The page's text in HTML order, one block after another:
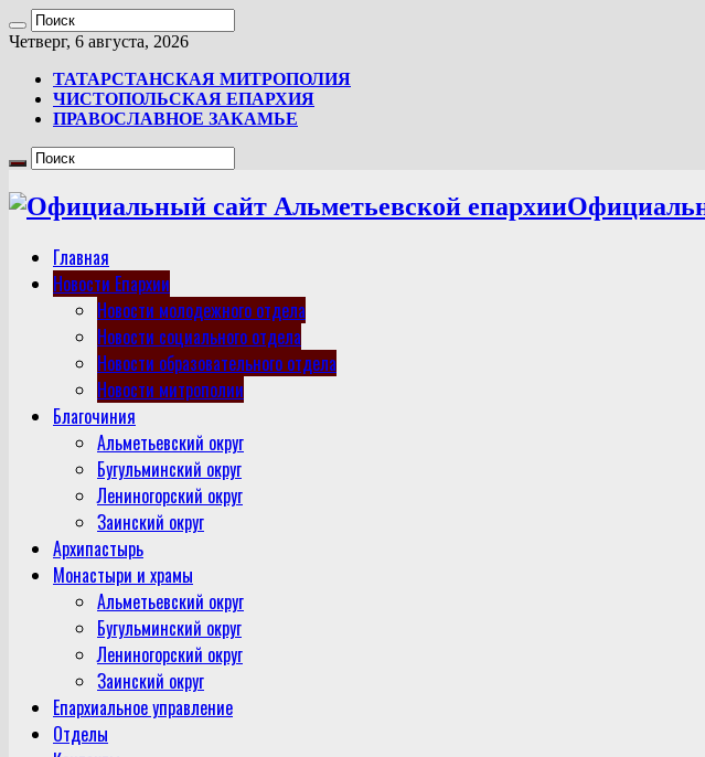
Четверг, 6 августа, 2026
ТАТАРСТАНСКАЯ МИТРОПОЛИЯ
ЧИСТОПОЛЬСКАЯ ЕПАРХИЯ
ПРАВОСЛАВНОЕ ЗАКАМЬЕ
Главная
Новости Епархии
Новости молодежного отдела
Новости социального отдела
Новости образовательного отдела
Новости митрополии
Благочиния
Альметьевский округ
Бугульминский округ
Лениногорский округ
Заинский округ
Архипастырь
Монастыри и храмы
Альметьевский округ
Бугульминский округ
Лениногорский округ
Заинский округ
Епархиальное управление
Отделы